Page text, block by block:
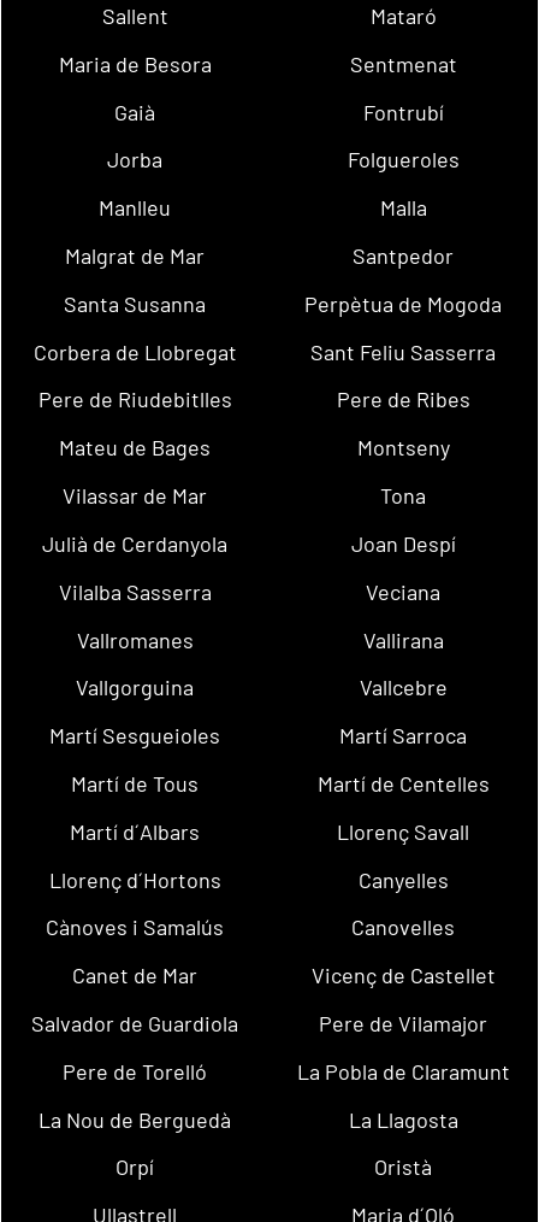
Sallent
Mataró
Maria de Besora
Sentmenat
Gaià
Fontrubí
Jorba
Folgueroles
Manlleu
Malla
Malgrat de Mar
Santpedor
Santa Susanna
Perpètua de Mogoda
Corbera de Llobregat
Sant Feliu Sasserra
Pere de Riudebitlles
Pere de Ribes
Mateu de Bages
Montseny
Vilassar de Mar
Tona
Julià de Cerdanyola
Joan Despí
Vilalba Sasserra
Veciana
Vallromanes
Vallirana
Vallgorguina
Vallcebre
Martí Sesgueioles
Martí Sarroca
Martí de Tous
Martí de Centelles
Martí d´Albars
Llorenç Savall
Llorenç d´Hortons
Canyelles
Cànoves i Samalús
Canovelles
Canet de Mar
Vicenç de Castellet
Salvador de Guardiola
Pere de Vilamajor
Pere de Torelló
La Pobla de Claramunt
La Nou de Berguedà
La Llagosta
Orpí
Oristà
Ullastrell
Maria d´Oló